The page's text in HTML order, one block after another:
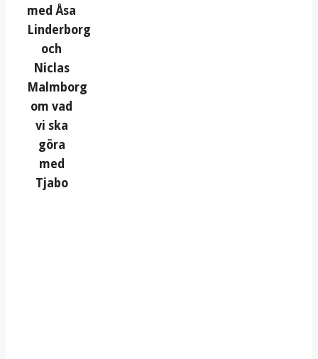
med Åsa
Linderborg
och
Niclas
Malmborg
om vad
vi ska
göra
med
Tjabo